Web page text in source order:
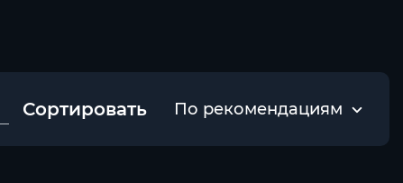
Сортировать По рекомендациям